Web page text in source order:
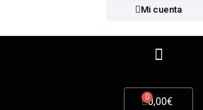
Mi cuenta
0,00€
0